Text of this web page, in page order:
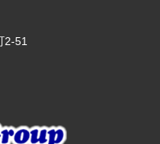
2-51